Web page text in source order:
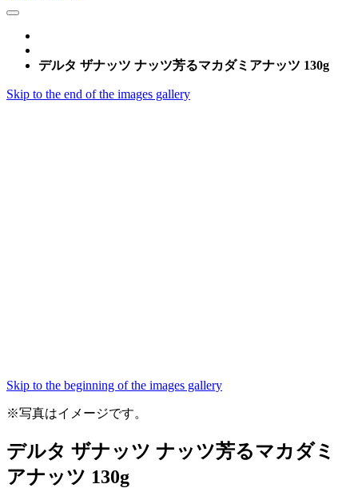
デルタ ザナッツ ナッツ芳るマカダミアナッツ 130g
Skip to the end of the images gallery
Skip to the beginning of the images gallery
※写真はイメージです。
デルタ ザナッツ ナッツ芳るマカダミ
アナッツ 130g